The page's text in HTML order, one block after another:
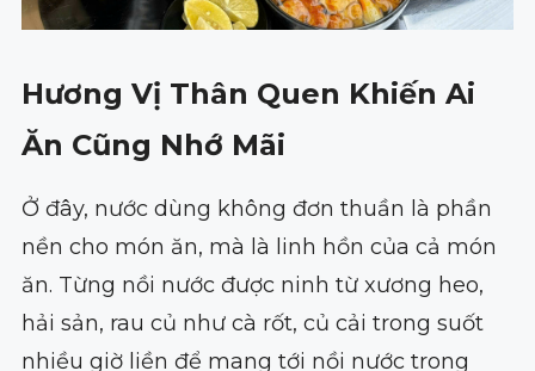
Hương Vị Thân Quen Khiến Ai
Ăn Cũng Nhớ Mãi
Ở đây, nước dùng không đơn thuần là phần
nền cho món ăn, mà là linh hồn của cả món
ăn. Từng nồi nước được ninh từ xương heo,
hải sản, rau củ như cà rốt, củ cải trong suốt
nhiều giờ liền để mang tới nồi nước trong